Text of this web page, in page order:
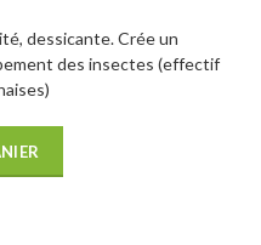
dessicante. Crée un
des insectes (effectif